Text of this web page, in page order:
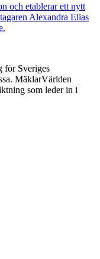
och etablerar ett nytt
Alexandra Elias
för Sveriges
MäklarVärlden
som leder in i